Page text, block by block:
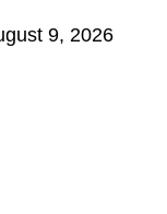
9, 2026